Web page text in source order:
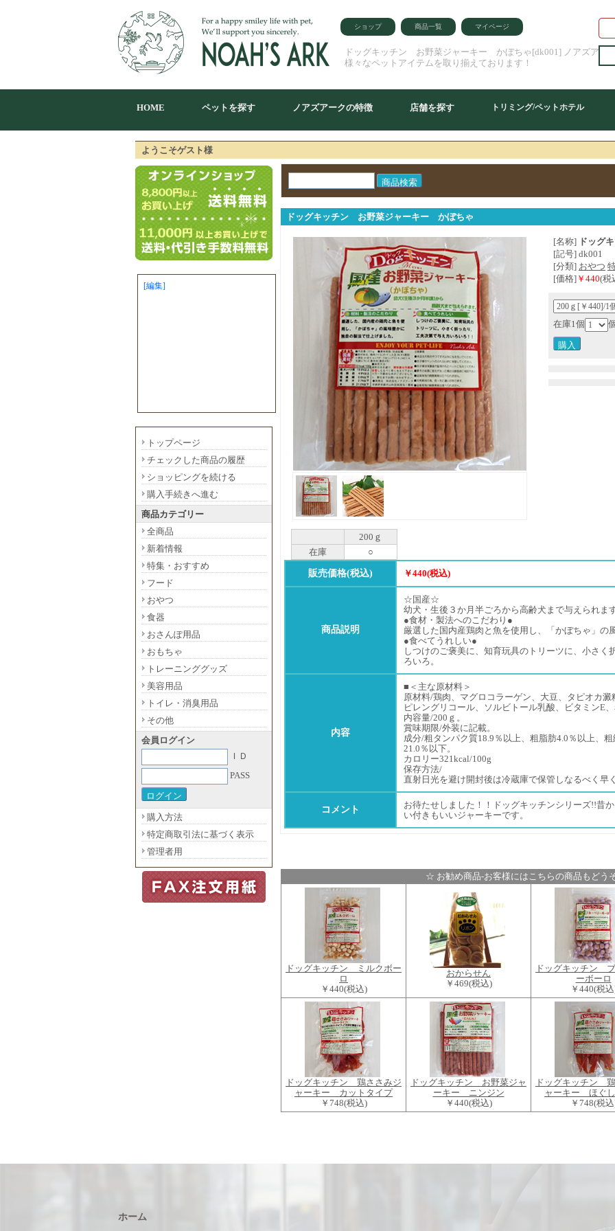
ショップ 商品一覧 マイページ
ドッグキッチン お野菜ジャーキー かぼちゃ[dk001] ノアズアー
様々なペットアイテムを取り揃えております！
HOME ペットを探す ノアズアークの特徴 店舗を探す トリミング/ペットホテル
ようこそゲスト様
ドッグキッチン お野菜ジャーキー かぼちゃ
[名称] ドッグ
[記号] dk001
[分類] おやつ
[価格] ￥440(税
在庫1個
200ｇ
在庫
○
販売価格(税込) ￥440(税込)
商品説明
☆国産☆
幼犬・生後３か月半ごろから高齢犬まで与えられま
●食材・製法へのこだわり●
厳選した国内産鶏肉と魚を使用し、「かぼちゃ」の
●食べてうれしい●
しつけのご褒美に、知育玩具のトリーツに、小さ
ろいろ。
内容
■＜主な原材料＞
原材料/鶏肉、マグロコラーゲン、大豆、タピオカ
ピレングリコール、ソルビトール乳酸、ビタミンE
内容量/200ｇ。
賞味期限/外装に記載。
成分/粗タンパク質18.9％以上、粗脂肪4.0％以上、
21.0％以下。
カロリー321kcal/100g
保存方法/
直射日光を避け開封後は冷蔵庫で保管しなるべく早
コメント
お待たせしました！！ドッグキッチンシリーズ!!昔
い付きもいいジャーキーです。
☆ お勧め商品-お客様にはこちらの商品もどう
ドッグキッチン ミルクボー
ロ
￥440(税込)
おからせん
￥469(税込)
ドッグキッチン
ーボーロ
￥440(税
ドッグキッチン 鶏ささみジ
ャーキー カットタイプ
￥748(税込)
ドッグキッチン お野菜ジャ
ーキー ニンジン
￥440(税込)
ドッグキッチン
ャーキー ほぐ
￥748(税
トップページ
チェックした商品の履歴
ショッピングを続ける
購入手続きへ進む
商品カテゴリー
全商品
新着情報
特集・おすすめ
フード
おやつ
食器
おさんぽ用品
おもちゃ
トレーニンググッズ
美容用品
トイレ・消臭用品
その他
会員ログイン
ＩＤ
PASS
購入方法
特定商取引法に基づく表示
管理者用
ホーム